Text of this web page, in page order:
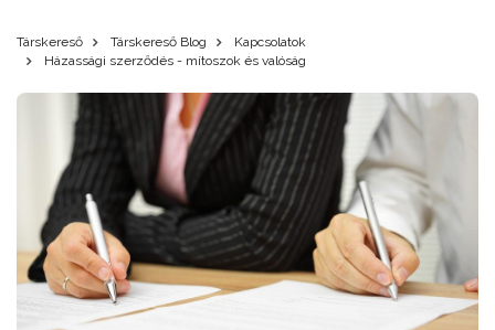
Társkereső Társkereső Blog
Kapcsolatok
Házassági szerződés - mítoszok és valóság